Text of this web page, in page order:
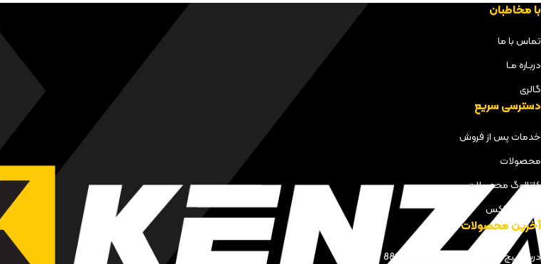
با مخاطبان
تماس با ما
دربـاره مـا
گالری
دسترسی سریع
خدمات پس از فروش
محصولات
کاتالوگ محصولات
مجله کنزاکس
آخرین محصولات
دریل پیچ گوشتی شارژی براشلس | 8898